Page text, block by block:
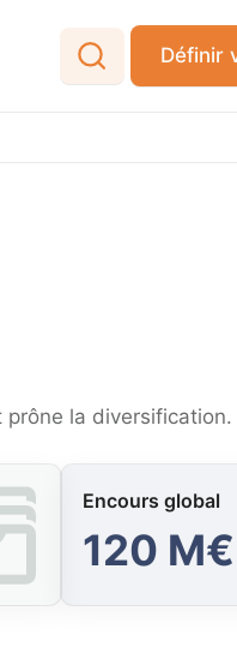
Définir
prône la diversification.
Encours global
120 M€